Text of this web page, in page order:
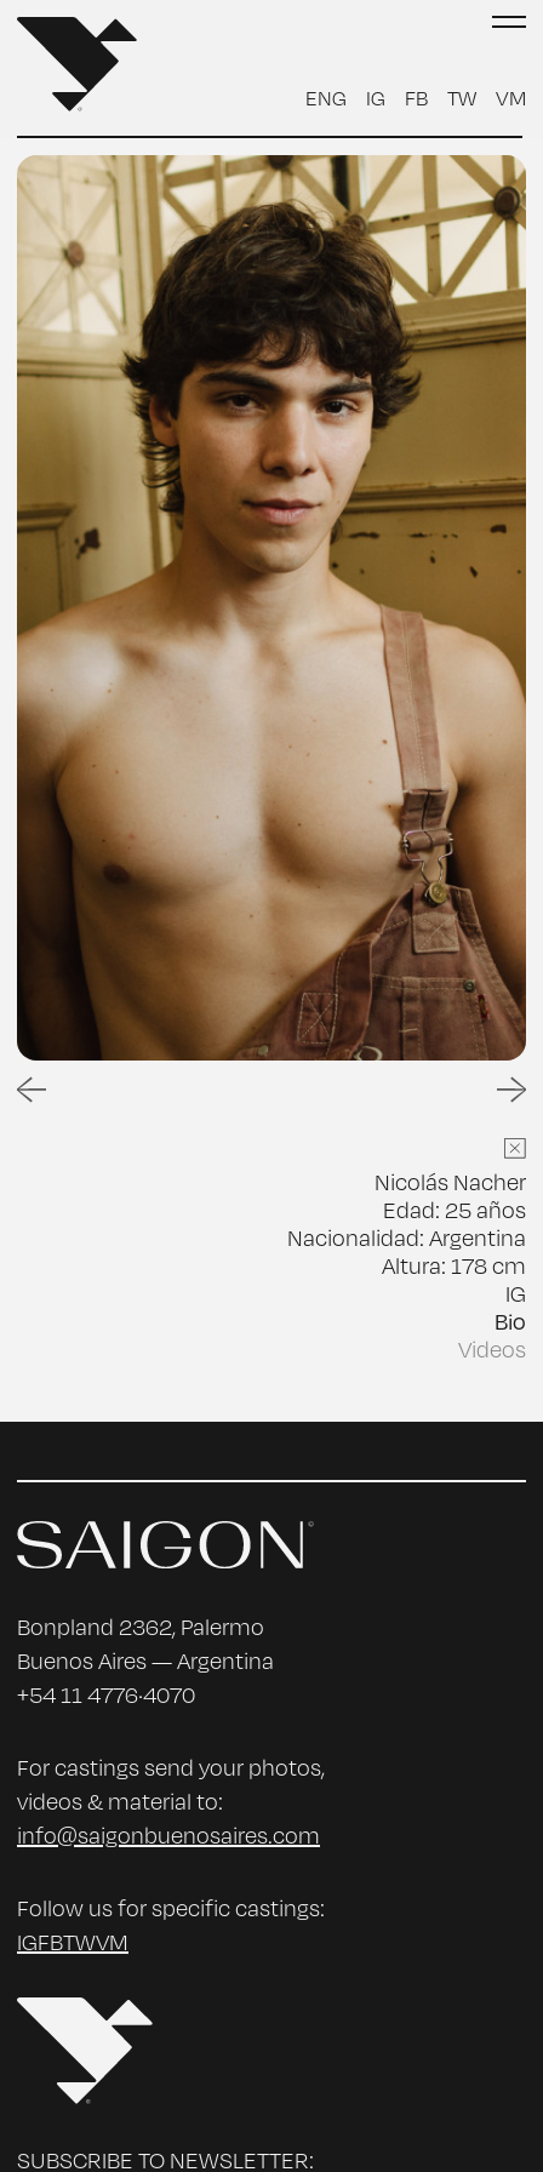
ENG IG FB TW VM
Nicolás Nacher
Edad: 25 años
Nacionalidad: Argentina
Altura: 178 cm
IG
Bio
Nacido en San Martín de los Andes, Neuquén.
Ha trabajado en proyectos junto a artistas
como Germán Palacios, Rita Pauls, Mara
Bestelli, Valentina Zenere y Adriana Campos
(2024, Amazon Prime), Tres Tiempos (2022, en
postproducción), Dobles (2023, en
postproducción). En 2021 se mudó a Buenos
Aires, donde continuó su formación actoral con
Edgardo Castro y Florencia Dyszel, entre otros.
Actualmente, cursa la Licenciatura en
Videos
Bonpland 2362, Palermo
Buenos Aires — Argentina
+54 11 4776·4070
For castings send your photos,
videos & material to:
info@saigonbuenosaires.com
Follow us for specific castings:
IGFBTWVM
SUBSCRIBE TO NEWSLETTER: